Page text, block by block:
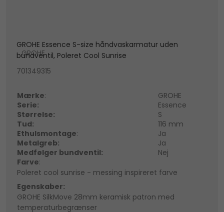
GROHE Essence S-size håndvaskarmatur uden
bundventil, Poleret Cool Sunrise
GROHE
701349315
Mærke:
GROHE
Serie:
Essence
Størrelse:
S
Tud:
116 mm
Ethulsmontage:
Ja
Metalgreb:
Ja
Medfølger bundventil:
Nej
Farve:
Poleret cool sunrise - messing inspireret farve
Egenskaber:
GROHE SilkMove 28mm keramisk patron med
temperaturbegrænser